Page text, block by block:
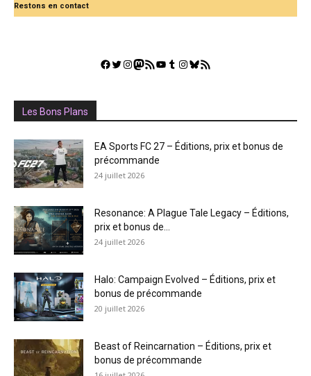
Restons en contact
Facebook
Twitter
Instagram
Mastodon
Flux RSSYouTube
Tumblr
Instagram
Bluesky
GestGame
Les Bons Plans
EA Sports FC 27 – Éditions, prix et bonus de
précommande
24 juillet 2026
Resonance: A Plague Tale Legacy – Éditions,
prix et bonus de...
24 juillet 2026
Halo: Campaign Evolved – Éditions, prix et
bonus de précommande
20 juillet 2026
Beast of Reincarnation – Éditions, prix et
bonus de précommande